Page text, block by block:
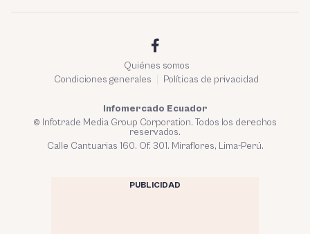
Quiénes somos
Condiciones generales
Políticas de privacidad
Infomercado Ecuador
© Infotrade Media Group Corporation. Todos los derechos
reservados.
Calle Cantuarias 160. Of. 301. Miraflores, Lima-Perú.
PUBLICIDAD